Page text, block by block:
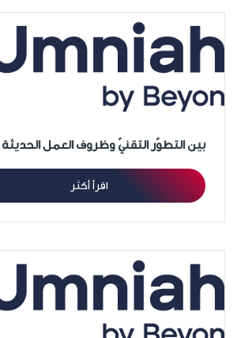
بين التطوّر التقنيّ وظروف العمل الحديثة
اقرأ أكثر